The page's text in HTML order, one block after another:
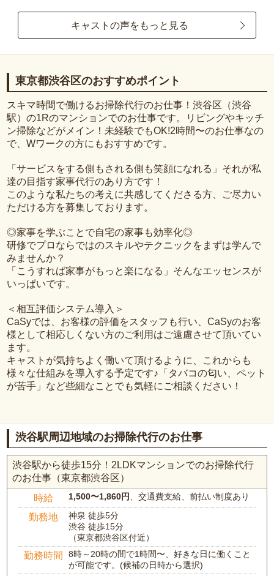
キャストの声をもっと見る
東京都渋谷区のおすすめポイント
スキマ時間で働けるお掃除代行のお仕事！渋谷区（渋谷
駅）の1Rのマンションでのお仕事です。リビングやキッチ
ン掃除などがメイン！未経験でもOK!2時間〜のお仕事なの
で、Wワークの方にもおすすめです。
「サービスをする側もされる側も笑顔になれる」それが私
達の目指す家事代行のあり方です！
このような私たちの考えに共感してくださる方、ご尽力い
ただける方を募集しております。
◎家事を学ぶことで自宅の家事も効率化◎
研修でプロならではのスキルやテクニックをまずは学んで
みませんか？
「こうすれば家事がもっと楽になる」そんなエッセンスが
いっぱいです。
＜相互評価システム導入＞
CaSyでは、お客様の評価をスタッフも行い、CaSyのお客
様として相応しくない方のご利用はご遠慮させて頂いてい
ます。
キャストが気持ちよく働いて頂けるように、これからも
様々な仕組みを導入する予定です♪「タバコの匂い、ペット
が苦手」など些細なことでも気軽にご相談ください！
渋谷駅周辺地域のお掃除代行のお仕事
渋谷駅から徒歩15分！2LDKマンションでのお掃除代行
のお仕事（東京都渋谷区）
時給 1,500〜1,860円、交通費支給、前払い制度あり
勤務地
神泉 徒歩5分
渋谷 徒歩15分
（東京都渋谷区付近）
勤務時間
8時～20時の間で1時間〜、好きな日に働くこと
が可能です。(候補の日時から選択)